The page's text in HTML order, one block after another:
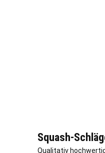
Squash-
Qualitativ